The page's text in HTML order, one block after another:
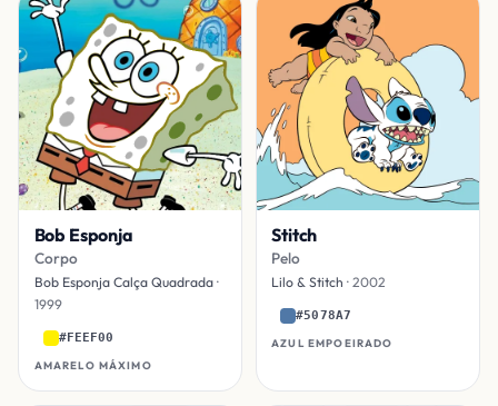
Bob Esponja
Corpo
Bob Esponja Calça Quadrada·
1999
#FEEF00
AMARELO MÁXIMO
Stitch
Pelo
Lilo & Stitch · 2002
#5078A7
AZUL EMPOEIRADO